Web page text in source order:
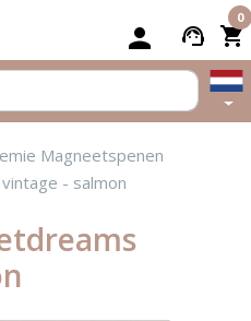
person support_agent shopping_cart
0
Magneetspenen
- salmon

